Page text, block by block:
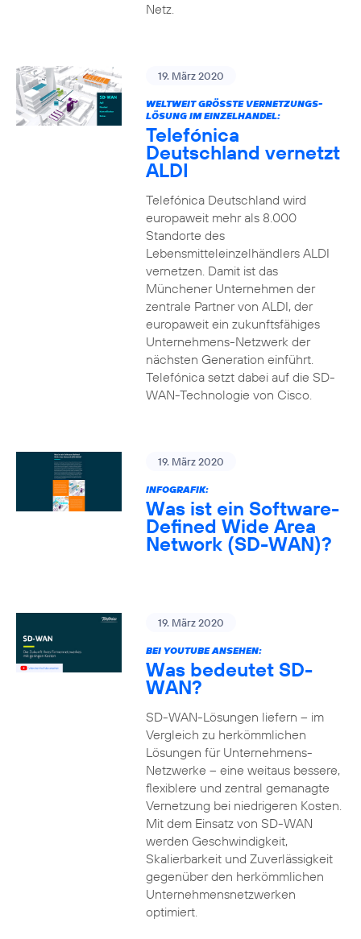
Netz.
19. März 2020
WELTWEIT GRÖSSTE VERNETZUNGS-L
ÖSUNG IM EINZELHANDEL:
Telefónica
Deutschland vernetzt
ALDI
Telefónica Deutschland wird
europaweit mehr als 8.000
Standorte des
Lebensmitteleinzelhändlers ALDI
vernetzen. Damit ist das
Münchener Unternehmen der
zentrale Partner von ALDI, der
europaweit ein zukunftsfähiges
Unternehmens-Netzwerk der
nächsten Generation einführt.
Telefónica setzt dabei auf die SD-
WAN-Technologie von Cisco.
19. März 2020
INFOGRAFIK:
Was ist ein Software-
Defined Wide Area
Network (SD-WAN)?
19. März 2020
BEI YOUTUBE ANSEHEN:
Was bedeutet SD-
WAN?
SD-WAN-Lösungen liefern – im
Vergleich zu herkömmlichen
Lösungen für Unternehmens-
Netzwerke – eine weitaus bessere,
flexiblere und zentral gemanagte
Vernetzung bei niedrigeren Kosten.
Mit dem Einsatz von SD-WAN
werden Geschwindigkeit,
Skalierbarkeit und Zuverlässigkeit
gegenüber den herkömmlichen
Unternehmensnetzwerken
optimiert.